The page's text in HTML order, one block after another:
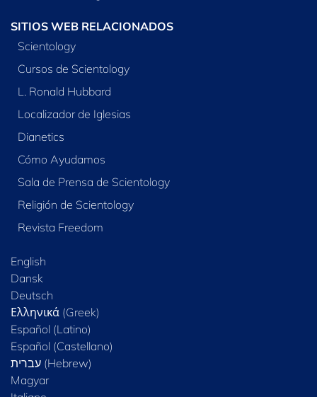
SITIOS WEB RELACIONADOS
Scientology
Cursos de Scientology
L. Ronald Hubbard
Localizador de Iglesias
Dianetics
Cómo Ayudamos
Sala de Prensa de Scientology
Religión de Scientology
Revista Freedom
English
Dansk
Deutsch
Ελληνικά (Greek)
Español (Latino)
Español (Castellano)
Magyar